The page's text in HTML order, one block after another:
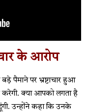
के आरोप
पैमाने पर भ्रष्टाचार हुआ
करेगी. क्या आपको लगता है
उन्होंने कहा कि उनके